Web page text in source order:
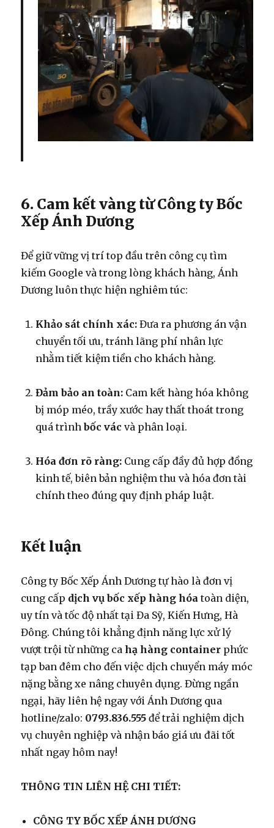
6. Cam kết vàng từ Công ty Bốc
Xếp Ánh Dương
Để giữ vững vị trí top đầu trên công cụ tìm
kiếm Google và trong lòng khách hàng, Ánh
Dương luôn thực hiện nghiêm túc:
Khảo sát chính xác: Đưa ra phương án vận
chuyển tối ưu, tránh lãng phí nhân lực
nhằm tiết kiệm tiền cho khách hàng.
Đảm bảo an toàn: Cam kết hàng hóa không
bị móp méo, trầy xước hay thất thoát trong
quá trìnhbốc vác và phân loại.
Hóa đơn rõ ràng: Cung cấp đầy đủ hợp đồng
kinh tế, biên bản nghiệm thu và hóa đơn tài
chính theo đúng quy định pháp luật.
Kết luận
Công ty Bốc Xếp Ánh Dương tự hào là đơn vị
cung cấp dịch vụ bốc xếp hàng hóa toàn diện,
uy tín và tốc độ nhất tại Đa Sỹ, Kiến Hưng, Hà
Đông. Chúng tôi khẳng định năng lực xử lý
vượt trội từ những cahạ hàng container phức
tạp ban đêm cho đến việc dịch chuyển máy móc
nặng bằng xe nâng chuyên dụng. Đừng ngần
ngại, hãy liên hệ ngay với Ánh Dương qua
hotline/zalo: 0793.836.555 để trải nghiệm dịch
vụ chuyên nghiệp và nhận báo giá ưu đãi tốt
nhất ngay hôm nay!
THÔNG TIN LIÊN HỆ CHI TIẾT:
CÔNG TY BỐC XẾP ÁNH DƯƠNG